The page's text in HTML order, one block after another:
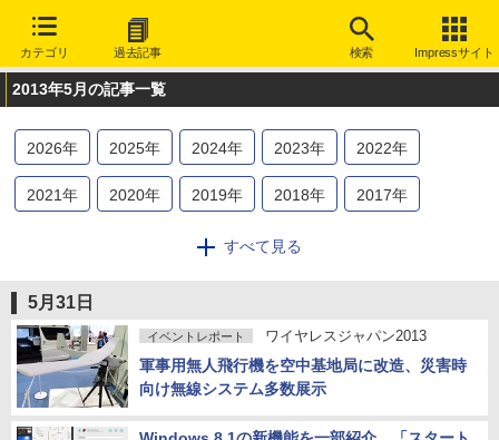
カテゴリ 過去記事 検索 Impressサイト
2013年5月の記事一覧
2026年 2025年 2024年 2023年 2022年
2021年 2020年 2019年 2018年 2017年
2014年 2013
2006年 2005 年 2004年 2003年 2002年
2001 2000年 1999年 1998年
1996年 1995年
すべて見る
5月31日
イベントレポート ワイヤレスジャパン2013
軍事用無人飛行機を空中基地局に改造、災害時
向け無線システム多数展示